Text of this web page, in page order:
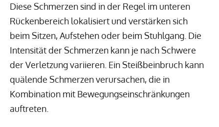
Diese Schmerzen sind in der Regel im unteren
Rückenbereich lokalisiert und verstärken sich
beim Sitzen, Aufstehen oder beim Stuhlgang. Die
Intensität der Schmerzen kann je nach Schwere
der Verletzung variieren. Ein Steißbeinbruch kann
quälende Schmerzen verursachen, die in
Kombination mit Bewegungseinschränkungen
auftreten.